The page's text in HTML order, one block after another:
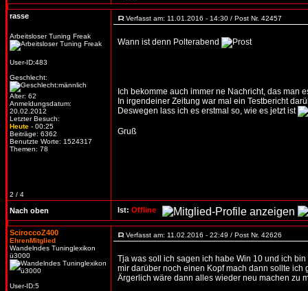
rasse
Arbeitsloser Tuning Freak
User-ID:483
Geschlecht:
Alter: 62
Anmeldungsdatum:
20.02.2012
Letzter Besuch:
Heute - 00:25
Beiträge: 6362
Benutzte Worte: 1524317
Themen: 78
2 / 4
Verfasst am: 11.01.2016 - 14:30 / Post Nr. 42457
Wann ist denn Polterabend
Ich bekomme auch immer ne Nachricht, das man
In irgendeiner Zeitung war mal ein Testbericht
Deswegen lass ich es erstmal so, wie es jetzt ist
Gruß
Nach oben Ist: Offline
SciroccoZ400
EhrenMitglied
Wandelndes Tuninglexikon
ü3000
User-ID:5
Verfasst am: 11.02.2016 - 22:49 / Post Nr. 42626
Tja was soll ich sagen ich habe Win 10 und ich
mir darüber noch einen Kopf mach dann sollte
Ärgerlich wäre dann alles wieder neu machen zu